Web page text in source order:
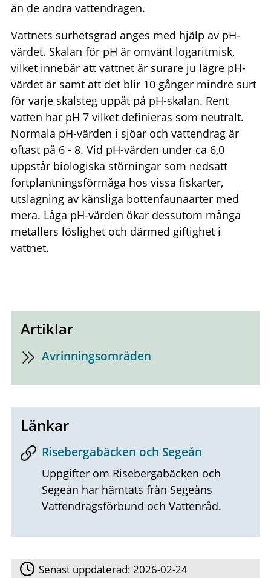
än de andra vattendragen.
Vattnets surhetsgrad anges med hjälp av pH-
värdet. Skalan för pH är omvänt logaritmisk,
vilket innebär att vattnet är surare ju lägre pH-
värdet är samt att det blir 10 gånger mindre surt
för varje skalsteg uppåt på pH-skalan. Rent
vatten har pH 7 vilket definieras som neutralt.
Normala pH-värden i sjöar och vattendrag är
oftast på 6 - 8. Vid pH-värden under ca 6,0
uppstår biologiska störningar som nedsatt
fortplantningsförmåga hos vissa fiskarter,
utslagning av känsliga bottenfaunaarter med
mera. Låga pH-värden ökar dessutom många
metallers löslighet och därmed giftighet i
vattnet.
Artiklar
Avrinningsområden
Länkar
Risebergabäcken och Segeån
Uppgifter om Risebergabäcken och
Segeån har hämtats från Segeåns
Vattendragsförbund och Vattenråd.
Senast uppdaterad:2026-02-24